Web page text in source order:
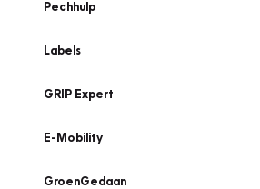
Pechhulp
Labels
GRIP Expert
E-Mobility
GroenGedaan